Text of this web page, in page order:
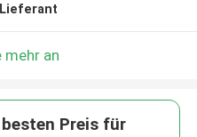
mehr an
Preis für